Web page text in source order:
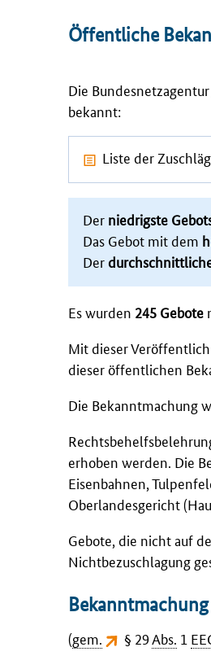
Öffentliche
Die
bekannt:
Liste der
Der niedrigste
Das Gebot mit dem
Der
Es wurden 245 Gebote
Mit dieser
dieser öffentlichen
Die Bekanntmachung
erhoben werden. Die
Eisenbahnen,
Oberlandesgericht
Gebote, die nicht auf
Nichtbezuschlagung
(gem. § 29Abs. 1